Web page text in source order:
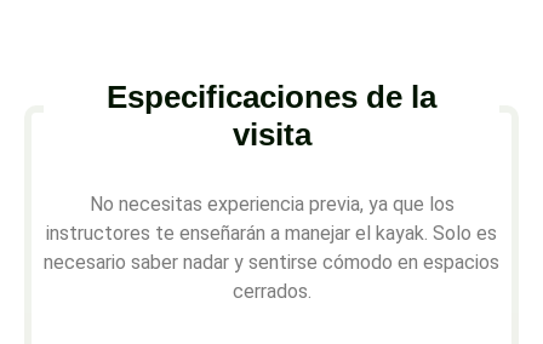
Especificaciones de la
visita
No necesitas experiencia previa, ya que los
instructores te enseñarán a manejar el kayak. Solo es
necesario saber nadar y sentirse cómodo en espacios
cerrados.